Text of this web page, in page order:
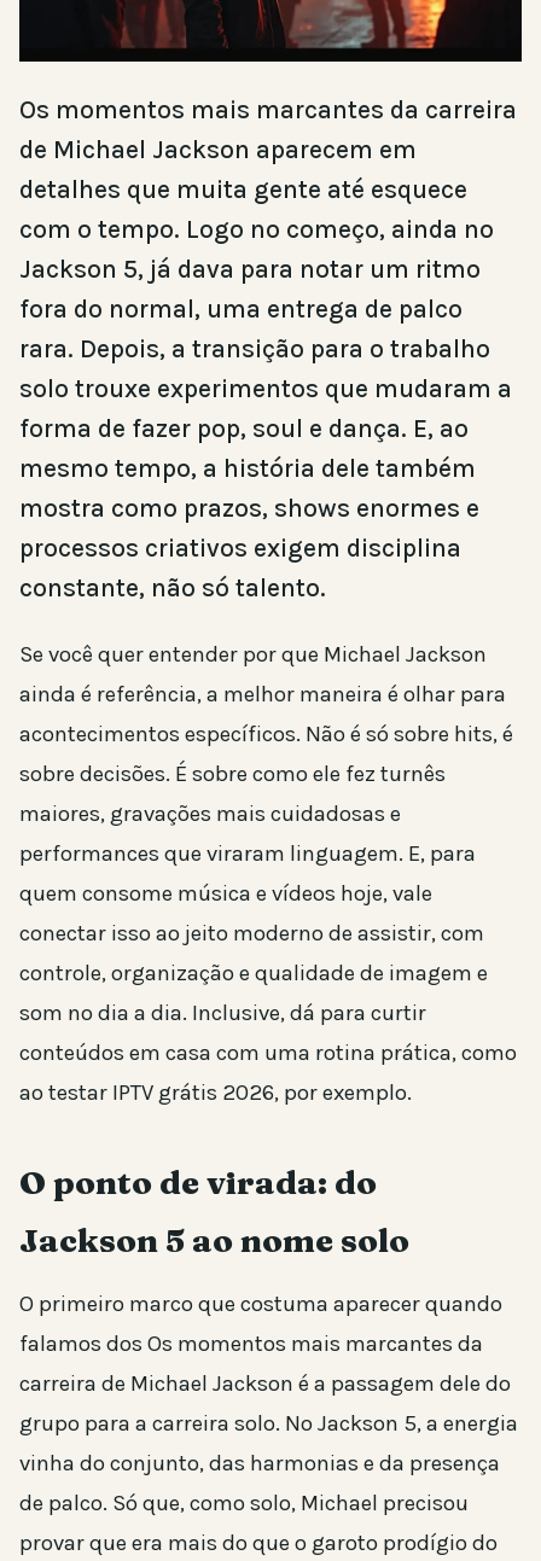
Os momentos mais marcantes da carreira
de Michael Jackson aparecem em
detalhes que muita gente até esquece
com o tempo. Logo no começo, ainda no
Jackson 5, já dava para notar um ritmo
fora do normal, uma entrega de palco
rara. Depois, a transição para o trabalho
solo trouxe experimentos que mudaram a
forma de fazer pop, soul e dança. E, ao
mesmo tempo, a história dele também
mostra como prazos, shows enormes e
processos criativos exigem disciplina
constante, não só talento.
Se você quer entender por que Michael Jackson
ainda é referência, a melhor maneira é olhar para
acontecimentos específicos. Não é só sobre hits, é
sobre decisões. É sobre como ele fez turnês
maiores, gravações mais cuidadosas e
performances que viraram linguagem. E, para
quem consome música e vídeos hoje, vale
conectar isso ao jeito moderno de assistir, com
controle, organização e qualidade de imagem e
som no dia a dia. Inclusive, dá para curtir
conteúdos em casa com uma rotina prática, como
ao testar IPTV grátis 2026, por exemplo.
O ponto de virada: do
Jackson 5 ao nome solo
O primeiro marco que costuma aparecer quando
falamos dos Os momentos mais marcantes da
carreira de Michael Jackson é a passagem dele do
grupo para a carreira solo. No Jackson 5, a energia
vinha do conjunto, das harmonias e da presença
de palco. Só que, como solo, Michael precisou
provar que era mais do que o garoto prodígio do